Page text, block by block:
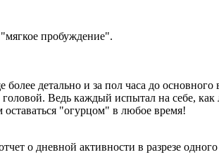
пробуждение".
более детально и за пол часа до
Ведь каждый испытал на себе,
"огурцом" в любое время!
о дневной активности в разрезе